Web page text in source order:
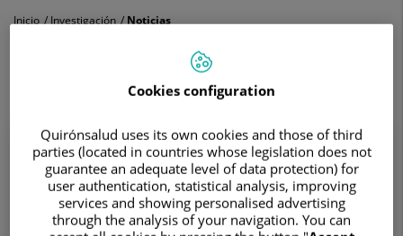
Inicio Investigación Noticias
Mantente informado con las últimas noticias de investigación
8 de enero de 2020
Primera reunión del
Cookies configuration
Quirónsalud uses its own cookies and those of third
parties (located in countries whose legislation does not
guarantee an adequate level of data protection) for
user authentication, statistical analysis, improving
services and showing personalised advertising
through the analysis of your navigation. You can